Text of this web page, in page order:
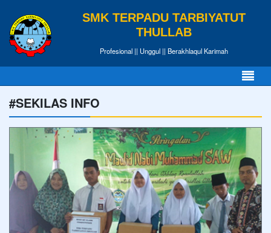
SMK TERPADU TARBIYATUT
THULLAB
Profesional || Unggul || Berakhlaqul Karimah
#SEKILAS INFO